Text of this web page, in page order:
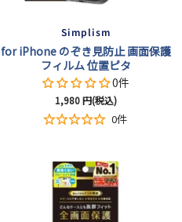
Simplism
for iPhone のぞき見防止 画面保護
フィルム 位置ピタ
0件
セ
ー
格
1,980円(税込)
0件